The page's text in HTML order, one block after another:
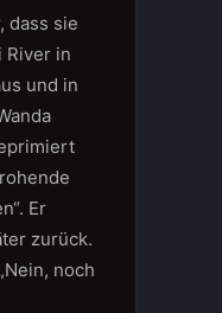
dass sie
River in
und in
Er
zurück.
noch